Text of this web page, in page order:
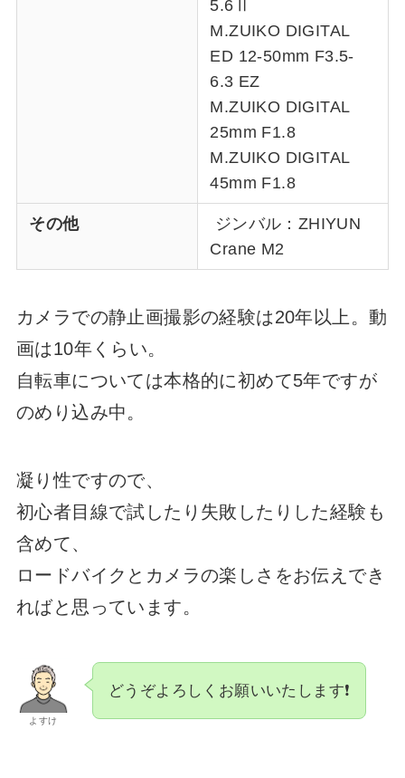
5.6Ⅱ
M.ZUIKO DIGITAL
ED 12-50mm F3.5-
6.3 EZ
M.ZUIKO DIGITAL
25mm F1.8
M.ZUIKO DIGITAL
45mm F1.8
その他
ジンバル：ZHIYUN
Crane M2
カメラでの静止画撮影の経験は20年以上。動
画は10年くらい。
自転車については本格的に初めて5年ですが
のめり込み中。
凝り性ですので、
初心者目線で試したり失敗したりした経験も
含めて、
ロードバイクとカメラの楽しさをお伝えでき
ればと思っています。
よすけ
どうぞよろしくお願いいたします❗️